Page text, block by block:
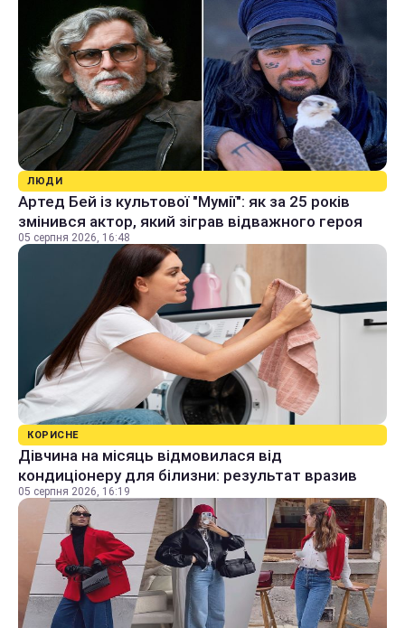
ЛЮДИ
Артед Бей із культової "Мумії": як за 25 років
змінився актор, який зіграв відважного героя
05 серпня 2026, 16:48
КОРИСНЕ
Дівчина на місяць відмовилася від
кондиціонеру для білизни: результат вразив
05 серпня 2026, 16:19